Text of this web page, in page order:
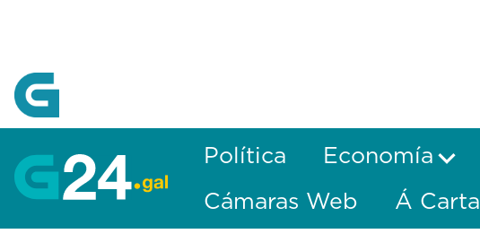
Política Economía
Cámaras Web
Á Carta